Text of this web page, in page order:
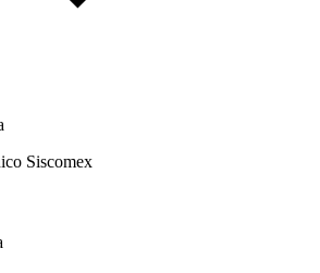
Siscomex